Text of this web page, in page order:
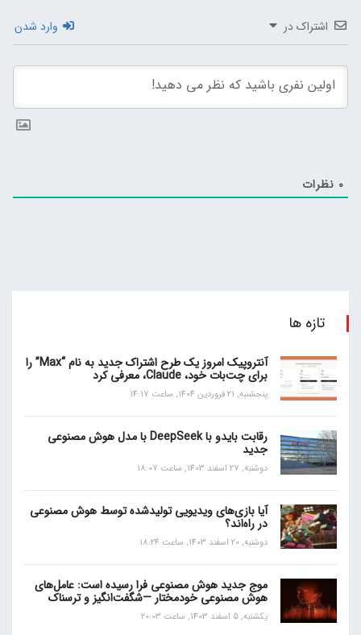
اشتراک در وارد شدن
0 نظرات
تازه ها
آنتروپیک امروز یک طرح اشتراک جدید به نام “Max” را
برای چت‌بات خود، Claude، معرفی کرد
پنجشنبه, 21 فروردین 1404, ساعت 14:17
رقابت بایدو با DeepSeek با مدل هوش مصنوعی
جدید
دوشنبه, 27 اسفند 1403, ساعت 18:07
آیا بازی‌های ویدیویی تولیدشده توسط هوش مصنوعی
در راه‌اند؟
دوشنبه, 20 اسفند 1403, ساعت 18:24
موج جدید هوش مصنوعی فرا رسیده است: عامل‌های
هوش مصنوعی خودمختار —شگفت‌انگیز و ترسناک
یکشنبه, 5 اسفند 1403, ساعت 20:03